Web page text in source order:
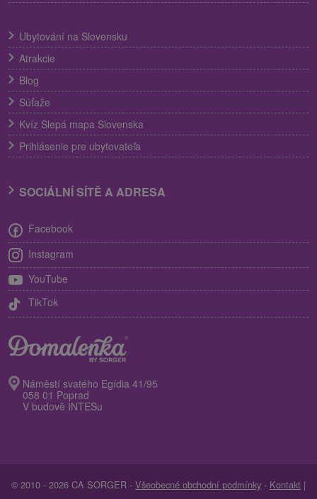
Ubytování na Slovensku
Atrakcie
Blog
Súťaže
Kvíz Slepá mapa Slovenska
Prihlásenie pre ubytovateľa
SOCIÁLNÍ SÍTĚ A ADRESA
Facebook
Instagram
YouTube
TikTok
Náměstí svatého Egídia 41/95
058 01 Poprad
V budově INTESu
© 2010 - 2026 CA SORGER - Všeobecné obchodní podmínky - Kontakt |